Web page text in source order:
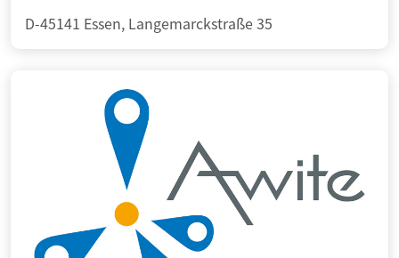
D-45141 Essen, Langemarckstraße 35